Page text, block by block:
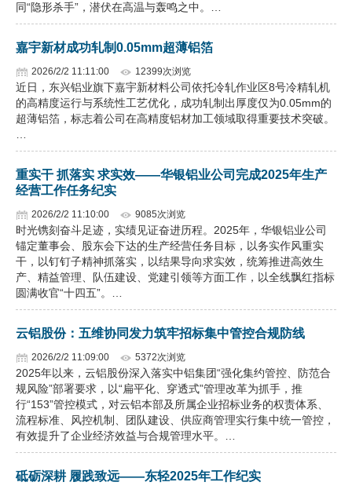
同“隐形杀手”，潜伏在高温与轰鸣之中。…
嘉宇新材成功轧制0.05mm超薄铝箔
2026/2/2 11:11:00 12399次浏览
近日，东兴铝业旗下嘉宇新材料公司依托冷轧作业区8号冷精轧机
的高精度运行与系统性工艺优化，成功轧制出厚度仅为0.05mm的
超薄铝箔，标志着公司在高精度铝材加工领域取得重要技术突破。
重实干 抓落实 求实效——华银铝业公司完成2025年生产
经营工作任务纪实
2026/2/2 11:10:00 9085次浏览
时光镌刻奋斗足迹，实绩见证奋进历程。2025年，华银铝业公司
锚定董事会、股东会下达的生产经营任务目标，以务实作风重实
干，以钉钉子精神抓落实，以结果导向求实效，统筹推进高效生
产、精益管理、队伍建设、党建引领等方面工作，以全线飘红指标
圆满收官“十四五”。…
云铝股份：五维协同发力筑牢招标集中管控合规防线
2026/2/2 11:09:00 5372次浏览
2025年以来，云铝股份深入落实中铝集团“强化集约管控、防范合
规风险”部署要求，以“扁平化、穿透式”管理改革为抓手，推
行“153”管控模式，对云铝本部及所属企业招标业务的权责体系、
流程标准、风控机制、团队建设、供应商管理实行集中统一管控，
有效提升了企业经济效益与合规管理水平。…
砥砺深耕 履践致远——东轻2025年工作纪实